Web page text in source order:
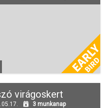
virágoskert
3 munkanap